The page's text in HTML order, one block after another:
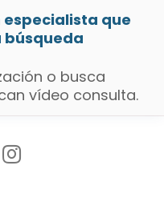
especialista que
búsqueda
o busca
vídeo consulta.